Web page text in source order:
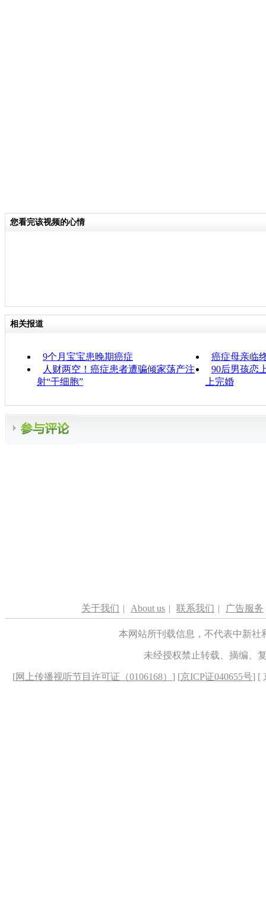
您看完该视频的心情
相关报道
9个月宝宝患晚期癌症
癌症母亲临
人财两空！癌症患者遭骗倾家荡产注
射“干细胞”
90后男孩恋
上完婚
关于我们 | About us | 联系我们 | 广告服务
本网站所刊载信息，不代表中新
未经授权禁止转载、摘编、
[网上传播视听节目许可证（0106168） ] [京ICP证040655号] [